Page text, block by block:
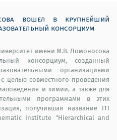
вошел в крупнейший
консорциум
имени М.В. Ломоносова
консорциум, созданный
организациями
целью совместного проведения
и химии, а также для
программами в этих
получившая название ITI
Institute "Hierarchical and